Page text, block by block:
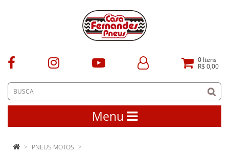
0 Itens
R$ 0,00
Menu
PNEUS MOTOS